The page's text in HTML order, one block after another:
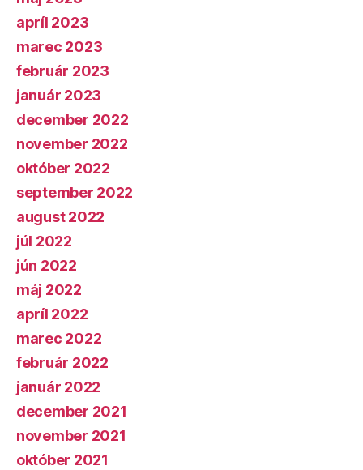
apríl 2023
marec 2023
február 2023
január 2023
december 2022
november 2022
október 2022
september 2022
august 2022
júl 2022
jún 2022
máj 2022
apríl 2022
marec 2022
február 2022
január 2022
december 2021
november 2021
október 2021